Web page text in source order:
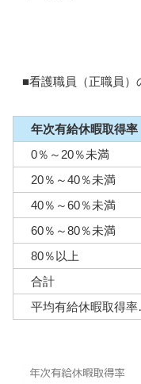
■看護職員（正職員
年次有給休暇取得率
0％～20％未満
20％～40％未満
40％～60％未満
60％～80％未満
80％以上
合計
平均有給休暇取得